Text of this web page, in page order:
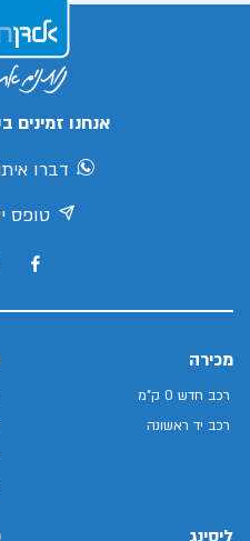
אנחנו זמינים
דברו
טופס
מכירה
רכב חדש 0 ק"מ
רכב יד ראשונה
ליסינג